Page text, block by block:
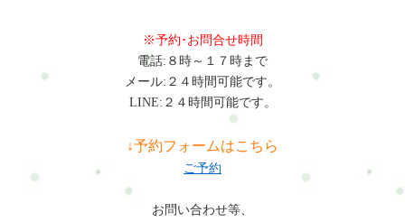
※予約･お問合せ時間
電話:８時～１７時まで
メール:２４時間可能です。
LINE:２４時間可能です。
↓予約フォームはこちら
ご予約
お問い合わせ等、